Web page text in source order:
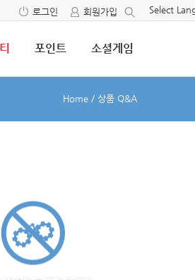
Select
로그인 회원가입
포인트 소셜게임
Home / 상품 Q&A